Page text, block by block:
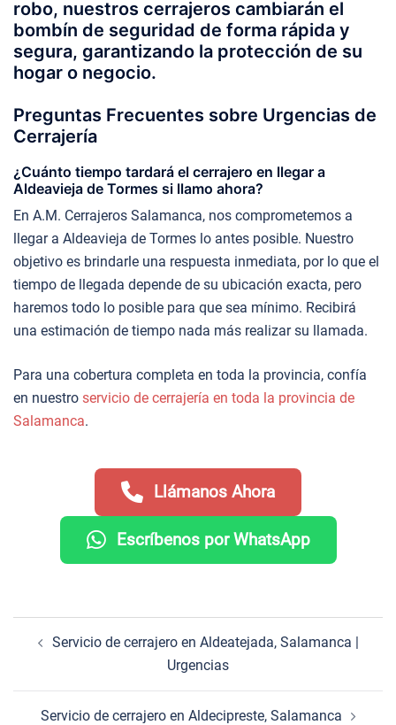
robo, nuestros cerrajeros cambiarán el
bombín de seguridad de forma rápida y
segura, garantizando la protección de su
hogar o negocio.
Preguntas Frecuentes sobre Urgencias de
Cerrajería
¿Cuánto tiempo tardará el cerrajero en llegar a
Aldeavieja de Tormes si llamo ahora?
En A.M. Cerrajeros Salamanca, nos comprometemos a
llegar a Aldeavieja de Tormes lo antes posible. Nuestro
objetivo es brindarle una respuesta inmediata, por lo que el
tiempo de llegada depende de su ubicación exacta, pero
haremos todo lo posible para que sea mínimo. Recibirá
una estimación de tiempo nada más realizar su llamada.
Para una cobertura completa en toda la provincia, confía
en nuestro servicio de cerrajería en toda la provincia de
Salamanca.
Llámanos Ahora
Escríbenos por WhatsApp
Servicio de cerrajero en Aldeatejada, Salamanca |
Urgencias
Servicio de cerrajero en Aldecipreste, Salamanca